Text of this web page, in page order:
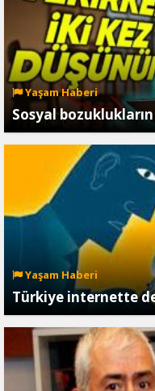
Yaşam Haberi
Sosyal
Yaşam Haberi
Türkiye internette